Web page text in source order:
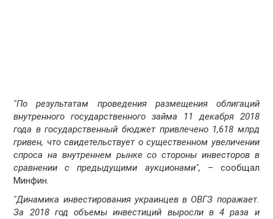
"По результатам проведения размещения облигаций
внутренного государственного займа 11 декабря 2018
года в государственный бюджет привлечено 1,618 млрд
гривен, что свидетельствует о существенном увеличении
спроса на внутреннем рынке со стороны инвесторов в
сравнении с предыдущими аукционами", – сообщал
Минфин.
"Динамика инвестирования украинцев в ОВГЗ поражает.
За 2018 год объемы инвестиций выросли в 4 раза и